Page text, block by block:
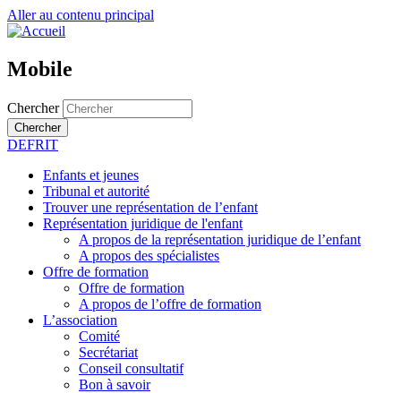
Aller au contenu principal
Mobile
Chercher
Chercher
DEFRIT
Enfants et jeunes
Tribunal et autorité
Trouver une représentation de l’enfant
Représentation juridique de l'enfant
A propos de la représentation juridique de l’enfant
A propos des spécialistes
Offre de formation
Offre de formation
A propos de l’offre de formation
L’association
Comité
Secrétariat
Conseil consultatif
Bon à savoir